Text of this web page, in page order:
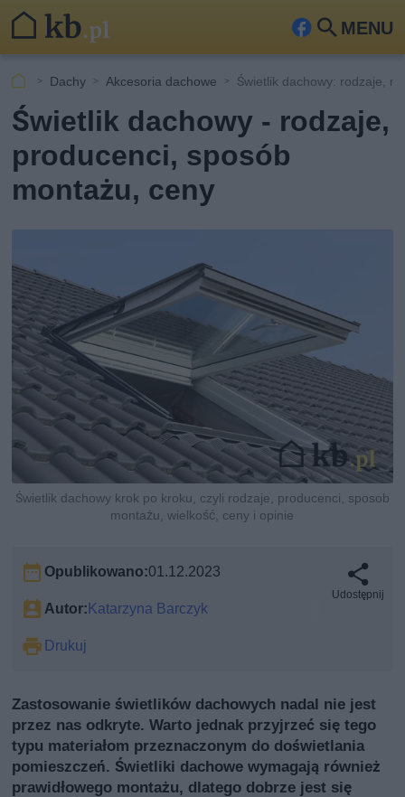
MENU
Fa
ook
Szu
Dachy Akcesoria dachowe Świetlik dachowy: rodzaje,
Świetlik dachowy - rodzaje,
producenci, sposób
montażu, ceny
Świetlik dachowy krok po kroku, czyli rodzaje, producenci, sposob
montażu, wielkość, ceny i opinie
Opublikowano:01.12.2023
Autor:Katarzyna Barczyk
Drukuj
Udostępnij
Zastosowanie świetlików dachowych nadal nie jest
przez nas odkryte. Warto jednak przyjrzeć się tego
typu materiałom przeznaczonym do doświetlania
pomieszczeń. Świetliki dachowe wymagają również
prawidłowego montażu, dlatego dobrze jest się